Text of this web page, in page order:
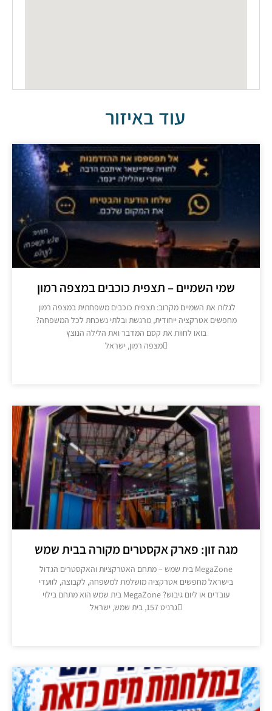
עוד באיזור
שמי השמיים – תצפית כוכבים במצפה רמון
לגלות את השמיים מקרוב: תצפית כוכבים משפחתית במצפה רמון ​
מחפשים אטרקציה ייחודית, מרגשת ובלתי נשכחת לכל המשפחה?
בואו לחוות את קסם המדבר ואת הלילה הנוצץ
מצפה רמון, ישראל
זון: פארק אקסטרים מקורה בבית שמש
MegaZone בית שמש – מתחם האטרקציות והאקסטרים הגדול
בישראל מחפשים אטרקציה מושלמת למשפחה, לקבוצה, לוועדי
עובדים או ליום גיבוש? MegaZone בית שמש הוא מתחם בילוי